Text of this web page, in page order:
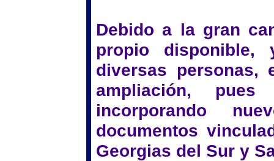
Debido a la gran
propio
diversas personas,
ampliación,
incorporando
documentos
Georgias del Sur y